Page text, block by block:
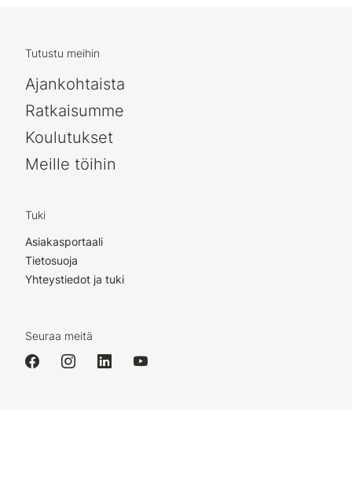
Tutustu meihin
Ajankohtaista
Ratkaisumme
Koulutukset
Meille töihin
Tuki
Asiakasportaali
Tietosuoja
Yhteystiedot ja tuki
Seuraa meitä